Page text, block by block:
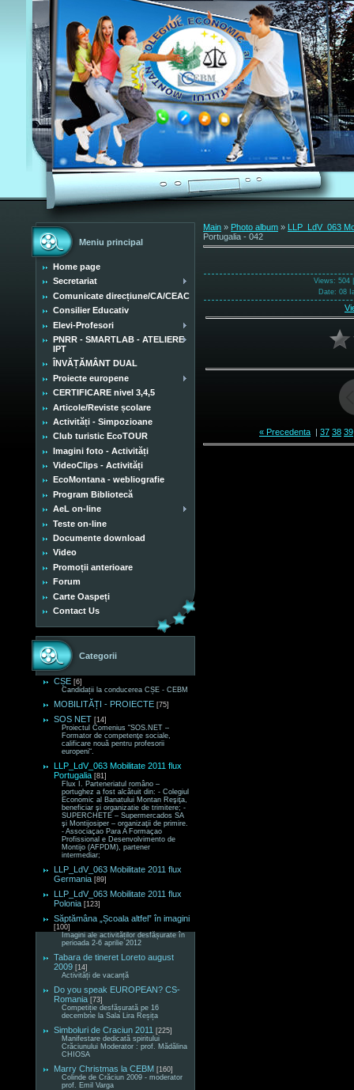
Meniu principal
Home page
Secretariat
Comunicate direcțiune/CA/CEAC
Consilier Educativ
Elevi-Profesori
PNRR - SMARTLAB - ATELIERE
IPT
ÎNVĂȚĂMÂNT DUAL
Proiecte europene
CERTIFICARE nivel 3,4,5
Articole/Reviste școlare
Activități - Simpozioane
Club turistic EcoTOUR
Imagini foto - Activități
VideoClips - Activități
EcoMontana - webliografie
Program Bibliotecă
AeL on-line
Teste on-line
Documente download
Video
Promoții anterioare
Forum
Carte Oaspeți
Contact Us
Categorii
CȘE [6]
Candidații la conducerea CȘE - CEBM
MOBILITĂȚI - PROIECTE [75]
SOS NET [14]
Proiectul Comenius “SOS.NET –
Formator de competenţe sociale,
calificare nouă pentru profesorii
europeni“.
LLP_LdV_063 Mobilitate 2011 flux
Portugalia [81]
Flux I. Parteneriatul româno –
portughez a fost alcătuit din: - Colegiul
Economic al Banatului Montan Reşiţa,
beneficiar şi organizatie de trimitere; -
SUPERCHETE – Supermercados SA
şi Montijosiper – organizaţii de primire.
- Associaçao Para A Formaçao
Profissional e Desenvolvimento de
Montijo (AFPDM), partener
intermediar;
LLP_LdV_063 Mobilitate 2011 flux
Germania [89]
LLP_LdV_063 Mobilitate 2011 flux
Polonia [123]
Săptămâna „Școala altfel” în imagini
[100]
Imagini ale activităților desfășurate în
perioada 2-6 aprilie 2012
Tabara de tineret Loreto august
2009 [14]
Activități de vacanță
Do you speak EUROPEAN? CS-
Romania [73]
Competiție desfășurată pe 16
decembrie la Sala Lira Reșița
Simboluri de Craciun 2011 [225]
Manifestare dedicată spiritului
Crăciunului Moderator : prof. Mădălina
CHIOSA
Marry Christmas la CEBM [160]
Colinde de Crăciun 2009 - moderator
prof. Emil Varga
Main » Photo album » LLP_LdV_063
Portugalia - 042
Views: 504
Date: 08
« Precedenta | 37 38 39